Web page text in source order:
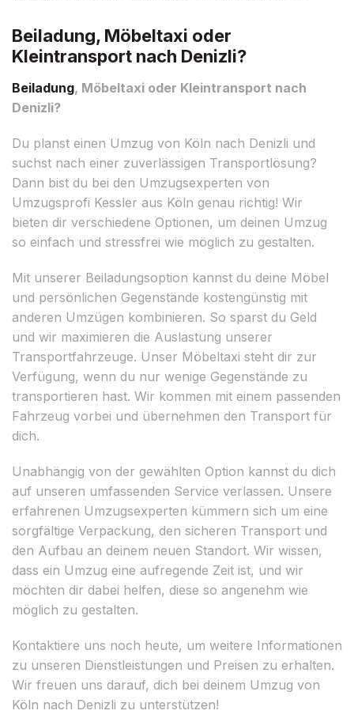
Beiladung, Möbeltaxi oder
Kleintransport nach Denizli?
Beiladung, Möbeltaxi oder Kleintransport nach
Denizli?
Du planst einen Umzug von Köln nach Denizli und
suchst nach einer zuverlässigen Transportlösung?
Dann bist du bei den Umzugsexperten von
Umzugsprofi Kessler aus Köln genau richtig! Wir
bieten dir verschiedene Optionen, um deinen Umzug
so einfach und stressfrei wie möglich zu gestalten.
Mit unserer Beiladungsoption kannst du deine Möbel
und persönlichen Gegenstände kostengünstig mit
anderen Umzügen kombinieren. So sparst du Geld
und wir maximieren die Auslastung unserer
Transportfahrzeuge. Unser Möbeltaxi steht dir zur
Verfügung, wenn du nur wenige Gegenstände zu
transportieren hast. Wir kommen mit einem passenden
Fahrzeug vorbei und übernehmen den Transport für
dich.
Unabhängig von der gewählten Option kannst du dich
auf unseren umfassenden Service verlassen. Unsere
erfahrenen Umzugsexperten kümmern sich um eine
sorgfältige Verpackung, den sicheren Transport und
den Aufbau an deinem neuen Standort. Wir wissen,
dass ein Umzug eine aufregende Zeit ist, und wir
möchten dir dabei helfen, diese so angenehm wie
möglich zu gestalten.
Kontaktiere uns noch heute, um weitere Informationen
zu unseren Dienstleistungen und Preisen zu erhalten.
Wir freuen uns darauf, dich bei deinem Umzug von
Köln nach Denizli zu unterstützen!